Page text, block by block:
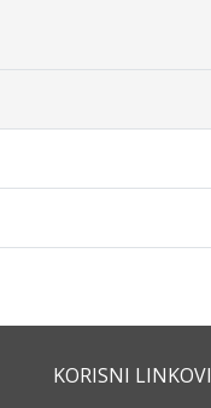
KORISNI LINKOVI